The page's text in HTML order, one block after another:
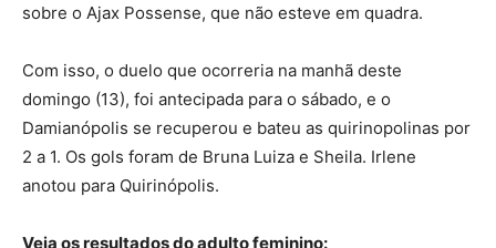
sobre o Ajax Possense, que não esteve em quadra.
Com isso, o duelo que ocorreria na manhã deste
domingo (13), foi antecipada para o sábado, e o
Damianópolis se recuperou e bateu as quirinopolinas por
2 a 1. Os gols foram de Bruna Luiza e Sheila. Irlene
anotou para Quirinópolis.
Veja os resultados do adulto feminino: